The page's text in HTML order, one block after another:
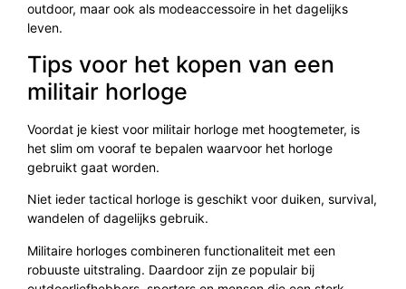
outdoor, maar ook als modeaccessoire in het dagelijks
leven.
Tips voor het kopen van een
militair horloge
Voordat je kiest voor militair horloge met hoogtemeter, is
het slim om vooraf te bepalen waarvoor het horloge
gebruikt gaat worden.
Niet ieder tactical horloge is geschikt voor duiken, survival,
wandelen of dagelijks gebruik.
Militaire horloges combineren functionaliteit met een
robuuste uitstraling. Daardoor zijn ze populair bij